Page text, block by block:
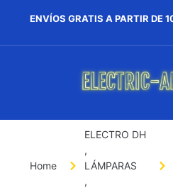
ENVÍOS GRATIS A PARTIR DE
Home
ELECTRO DH
,
LÁMPARAS
,